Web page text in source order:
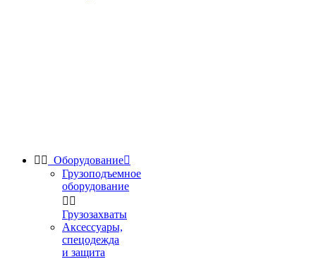
  Оборудование
Грузоподъемное
оборудование
 
Грузозахваты
Аксессуары,
спецодежда
и защита